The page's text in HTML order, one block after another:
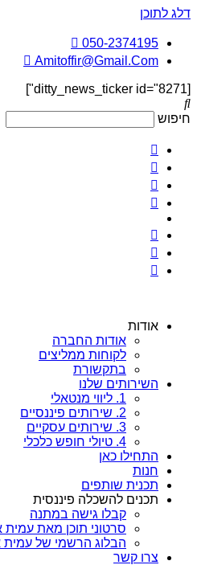
דלג לתוכן
050-2374195
Amitoffir@Gmail.Com
[ditty_news_ticker id="8271"]
חיפוש
אודות
אודות החברה
לקוחות ממליצים
בתקשורת
השירותים שלנו
1. ליווי מנטאלי
2. שירותים פיננסיים
3. שירותים עסקיים
4. טיולי חופש כלכלי
התחילו כאן
חנות
תכנית שותפים
תכנים להשכלה פיננסית
קבלו גישה במתנה
סרטוני תוכן מאת עמית
הבלוג הרשמי של עמית
צרו קשר